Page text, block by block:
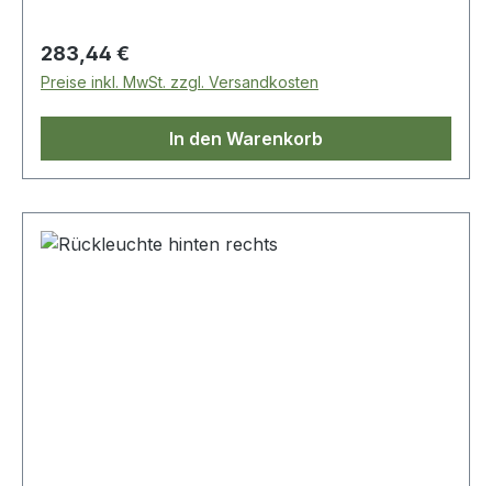
Regulärer Preis:
283,44 €
Preise inkl. MwSt. zzgl. Versandkosten
In den Warenkorb